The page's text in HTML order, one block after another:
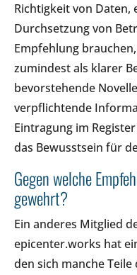
Richtigkeit von
Durchsetzung von
Empfehlung
zumindest als klarer
bevorstehende
verpflichtende
Eintragung im
das Bewusstsein für
Gegen welche
gewehrt?
Ein anderes Mitglied
epicenter.works hat
den sich manche